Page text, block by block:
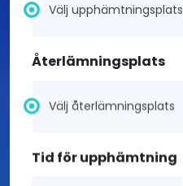
Välj upphämtningsplats
Återlämningsplats
Välj återlämningsplats
Tid för upphämtning